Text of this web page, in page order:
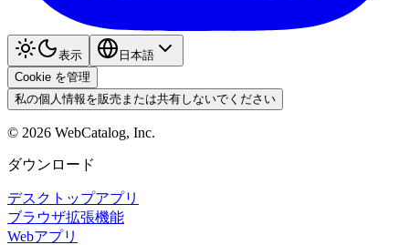
表示
日本語
Cookie を管理
私の個人情報を販売または共有しないでください
© 2026 WebCatalog, Inc.
ダウンロード
デスクトップアプリ
ブラウザ拡張機能
Webアプリ